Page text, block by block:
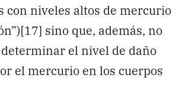
con niveles altos de mercurio
sino que, además, no
el nivel de daño
el mercurio en los cuerpos